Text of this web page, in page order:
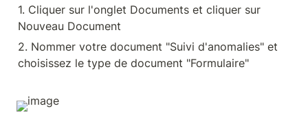
1. Cliquer sur l'onglet Documents et cliquer sur
Nouveau Document
2. Nommer votre document "Suivi d'anomalies" et
choisissez le type de document "Formulaire"